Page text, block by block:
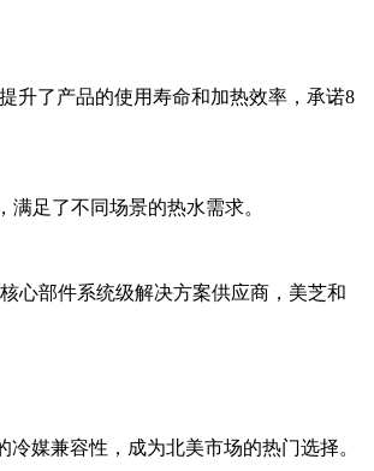
升了产品的使用寿命和加热效率，承诺8
足了不同场景的热水需求。
心部件系统级解决方案供应商，美芝和
媒兼容性，成为北美市场的热门选择。